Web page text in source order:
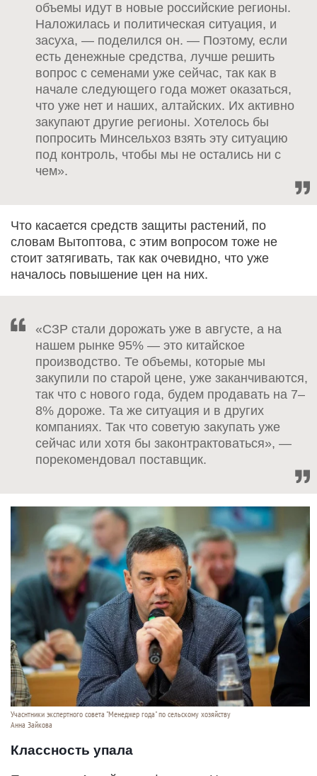
объемы идут в новые российские регионы.
Наложилась и политическая ситуация, и
засуха, — поделился он. — Поэтому, если
есть денежные средства, лучше решить
вопрос с семенами уже сейчас, так как в
начале следующего года может оказаться,
что уже нет и наших, алтайских. Их активно
закупают другие регионы. Хотелось бы
попросить Минсельхоз взять эту ситуацию
под контроль, чтобы мы не остались ни с
чем».
Что касается средств защиты растений, по
словам Вытоптова, с этим вопросом тоже не
стоит затягивать, так как очевидно, что уже
началось повышение цен на них.
«СЗР стали дорожать уже в августе, а на
нашем рынке 95% — это китайское
производство. Те объемы, которые мы
закупили по старой цене, уже заканчиваются,
так что с нового года, будем продавать на 7–
8% дороже. Та же ситуация и в других
компаниях. Так что советую закупать уже
сейчас или хотя бы законтрактоваться», —
порекомендовал поставщик.
Учаснтники экспертного совета "Менеджер года" по сельскому хозяйству
Анна Зайкова
Классность упала